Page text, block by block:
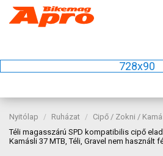
728x90
Nyitólap Ruházat
Cipő / Zokni /
Téli magasszárú SPD kompatibilis cipő
Kamásli 37 MTB, Téli, Gravel nem használt